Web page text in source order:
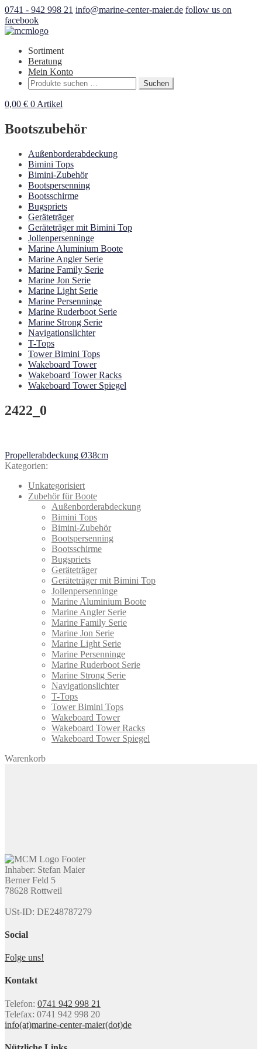
0741 - 942 998 21 info@marine-center-maier.de follow us on
facebook
Sortiment
Beratung
Mein Konto
Suchen
nach:
Suchen
0,00 € 0 Artikel
Bootszubehör
Außenborderabdeckung
Bimini Tops
Bimini-Zubehör
Bootspersenning
Bootsschirme
Bugspriets
Geräteträger
Geräteträger mit Bimini Top
Jollenpersenninge
Marine Aluminium Boote
Marine Angler Serie
Marine Family Serie
Marine Jon Serie
Marine Light Serie
Marine Persenninge
Marine Ruderboot Serie
Marine Strong Serie
Navigationslichter
T-Tops
Tower Bimini Tops
Wakeboard Tower
Wakeboard Tower Racks
Wakeboard Tower Spiegel
2422_0
Beitragsnavigation
Vorheriger
Beitrag:
Propellerabdeckung Ø38cm
Kategorien:
Unkategorisiert
Zubehör für Boote
Außenborderabdeckung
Bimini Tops
Bimini-Zubehör
Bootspersenning
Bootsschirme
Bugspriets
Geräteträger
Geräteträger mit Bimini Top
Jollenpersenninge
Marine Aluminium Boote
Marine Angler Serie
Marine Family Serie
Marine Jon Serie
Marine Light Serie
Marine Persenninge
Marine Ruderboot Serie
Marine Strong Serie
Navigationslichter
T-Tops
Tower Bimini Tops
Wakeboard Tower
Wakeboard Tower Racks
Wakeboard Tower Spiegel
Warenkorb
Inhaber: Stefan Maier
Berner Feld 5
78628 Rottweil
USt-ID: DE248787279
Social
Folge uns!
Kontakt
Telefon: 0741 942 998 21
Telefax: 0741 942 998 20
info(at)marine-center-maier(dot)de